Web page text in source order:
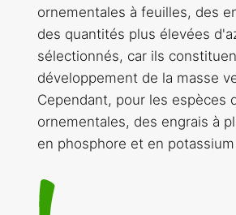
ornementales à feuilles, des
des quantités plus élevées
sélectionnés, car ils
développement de la masse
Cependant, pour les espèces
ornementales, des engrais à
en phosphore et en